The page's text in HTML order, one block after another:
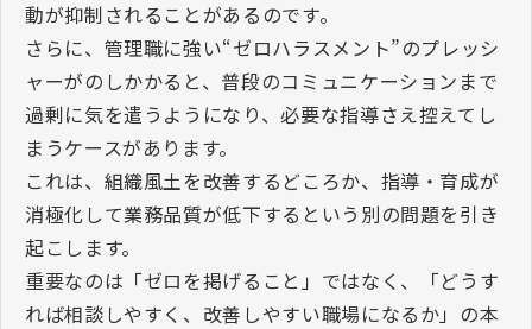
動が抑制されることがあるのです。
さらに、管理職に強い“ゼロハラスメント”のプレッシ
ャーがのしかかると、普段のコミュニケーションまで
過剰に気を遣うようになり、必要な指導さえ控えてし
まうケースがあります。
これは、組織風土を改善するどころか、指導・育成が
消極化して業務品質が低下するという別の問題を引き
起こします。
重要なのは「ゼロを掲げること」ではなく、「どうす
れば相談しやすく、改善しやすい職場になるか」の本